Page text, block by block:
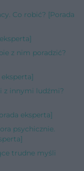
Co robić? [Porada
z nim poradzić?
z innymi ludźmi?
eksperta]
psychicznie.
trudne myśli